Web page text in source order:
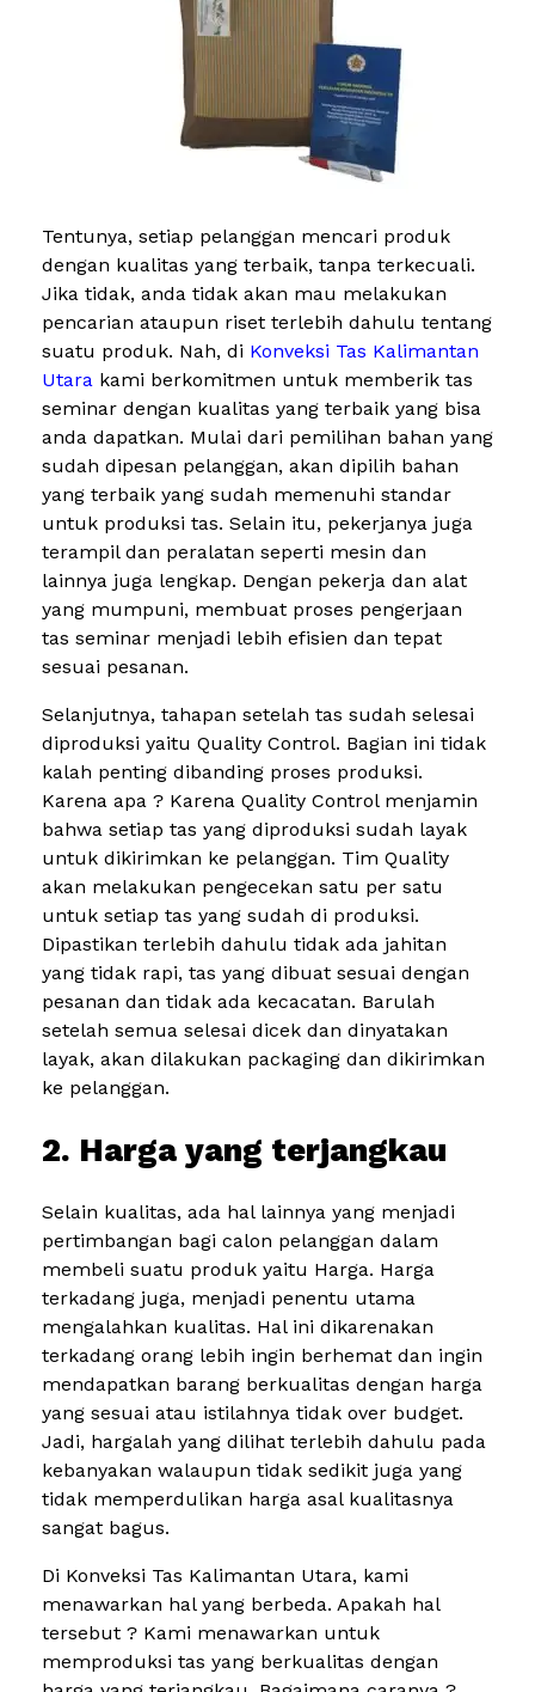
Tentunya, setiap pelanggan mencari produk
dengan kualitas yang terbaik, tanpa terkecuali.
Jika tidak, anda tidak akan mau melakukan
pencarian ataupun riset terlebih dahulu tentang
suatu produk. Nah, di Konveksi Tas Kalimantan
Utara kami berkomitmen untuk memberik tas
seminar dengan kualitas yang terbaik yang bisa
anda dapatkan. Mulai dari pemilihan bahan yang
sudah dipesan pelanggan, akan dipilih bahan
yang terbaik yang sudah memenuhi standar
untuk produksi tas. Selain itu, pekerjanya juga
terampil dan peralatan seperti mesin dan
lainnya juga lengkap. Dengan pekerja dan alat
yang mumpuni, membuat proses pengerjaan
tas seminar menjadi lebih efisien dan tepat
sesuai pesanan.
Selanjutnya, tahapan setelah tas sudah selesai
diproduksi yaitu Quality Control. Bagian ini tidak
kalah penting dibanding proses produksi.
Karena apa ? Karena Quality Control menjamin
bahwa setiap tas yang diproduksi sudah layak
untuk dikirimkan ke pelanggan. Tim Quality
akan melakukan pengecekan satu per satu
untuk setiap tas yang sudah di produksi.
Dipastikan terlebih dahulu tidak ada jahitan
yang tidak rapi, tas yang dibuat sesuai dengan
pesanan dan tidak ada kecacatan. Barulah
setelah semua selesai dicek dan dinyatakan
layak, akan dilakukan packaging dan dikirimkan
ke pelanggan.
2. Harga yang terjangkau
Selain kualitas, ada hal lainnya yang menjadi
pertimbangan bagi calon pelanggan dalam
membeli suatu produk yaitu Harga. Harga
terkadang juga, menjadi penentu utama
mengalahkan kualitas. Hal ini dikarenakan
terkadang orang lebih ingin berhemat dan ingin
mendapatkan barang berkualitas dengan harga
yang sesuai atau istilahnya tidak over budget.
Jadi, hargalah yang dilihat terlebih dahulu pada
kebanyakan walaupun tidak sedikit juga yang
tidak memperdulikan harga asal kualitasnya
sangat bagus.
Di Konveksi Tas Kalimantan Utara, kami
menawarkan hal yang berbeda. Apakah hal
tersebut ? Kami menawarkan untuk
memproduksi tas yang berkualitas dengan